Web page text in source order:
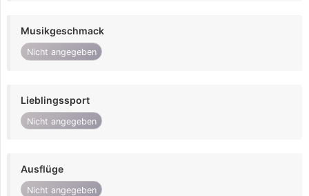
Musikgeschmack
Nicht angegeben
Lieblingssport
Nicht angegeben
Ausflüge
Nicht angegeben